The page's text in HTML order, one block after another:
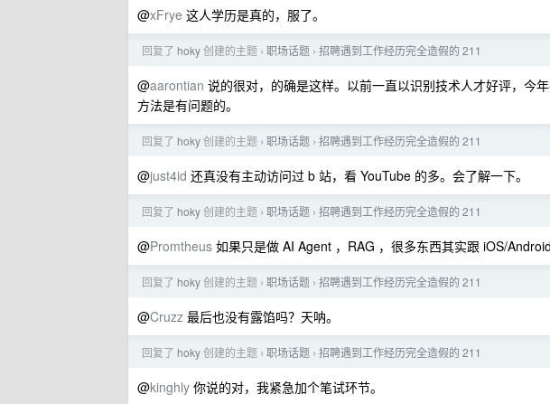
@xFrye 这人学历是真的，服了。
回复了 hoky创建的主题 › 职场话题 › 招聘遇到工作经历完全造假的 211
@aarontian 说的很对，的确是这样。以前一直以识别技术人才好评，今
方法是有问题的。
回复了 hoky创建的主题 › 职场话题 › 招聘遇到工作经历完全造假的 211
@just4id 还真没有主动访问过 b 站，看 YouTube 的多。会了解一下。
回复了 hoky创建的主题 › 职场话题 › 招聘遇到工作经历完全造假的 211
@Promtheus 如果只是做 AI Agent ，RAG ，很多东西其实跟 iOS/
回复了 hoky创建的主题 › 职场话题 › 招聘遇到工作经历完全造假的 211
@Cruzz 最后也没有露馅吗？天呐。
回复了 hoky创建的主题 › 职场话题 › 招聘遇到工作经历完全造假的 211
@kinghly 你说的对，我紧急加个笔试环节。